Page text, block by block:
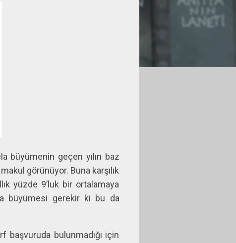
büyümenin geçen yılın baz
görünüyor. Buna karşılık
yüzde 9’luk bir ortalamaya
büyümesi gerekir ki bu da
başvuruda bulunmadığı için